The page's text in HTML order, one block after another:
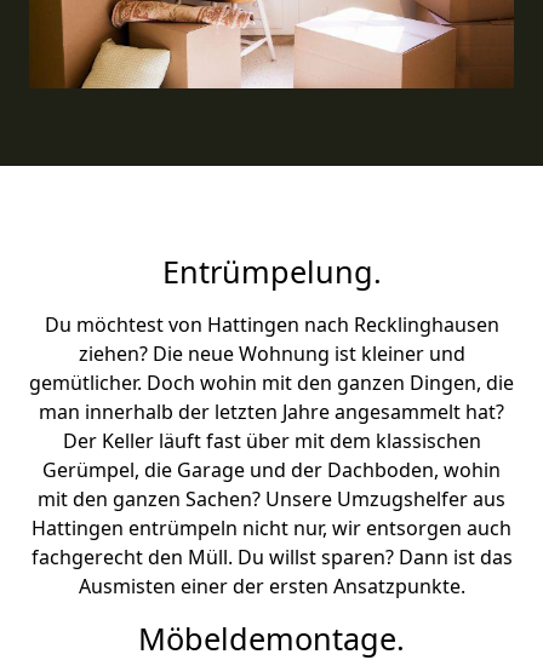
Entrümpelung.
Du möchtest von Hattingen nach Recklinghausen
ziehen? Die neue Wohnung ist kleiner und
gemütlicher. Doch wohin mit den ganzen Dingen, die
man innerhalb der letzten Jahre angesammelt hat?
Der Keller läuft fast über mit dem klassischen
Gerümpel, die Garage und der Dachboden, wohin
mit den ganzen Sachen? Unsere Umzugshelfer aus
Hattingen entrümpeln nicht nur, wir entsorgen auch
fachgerecht den Müll. Du willst sparen? Dann ist das
Ausmisten einer der ersten Ansatzpunkte.
Möbeldemontage.